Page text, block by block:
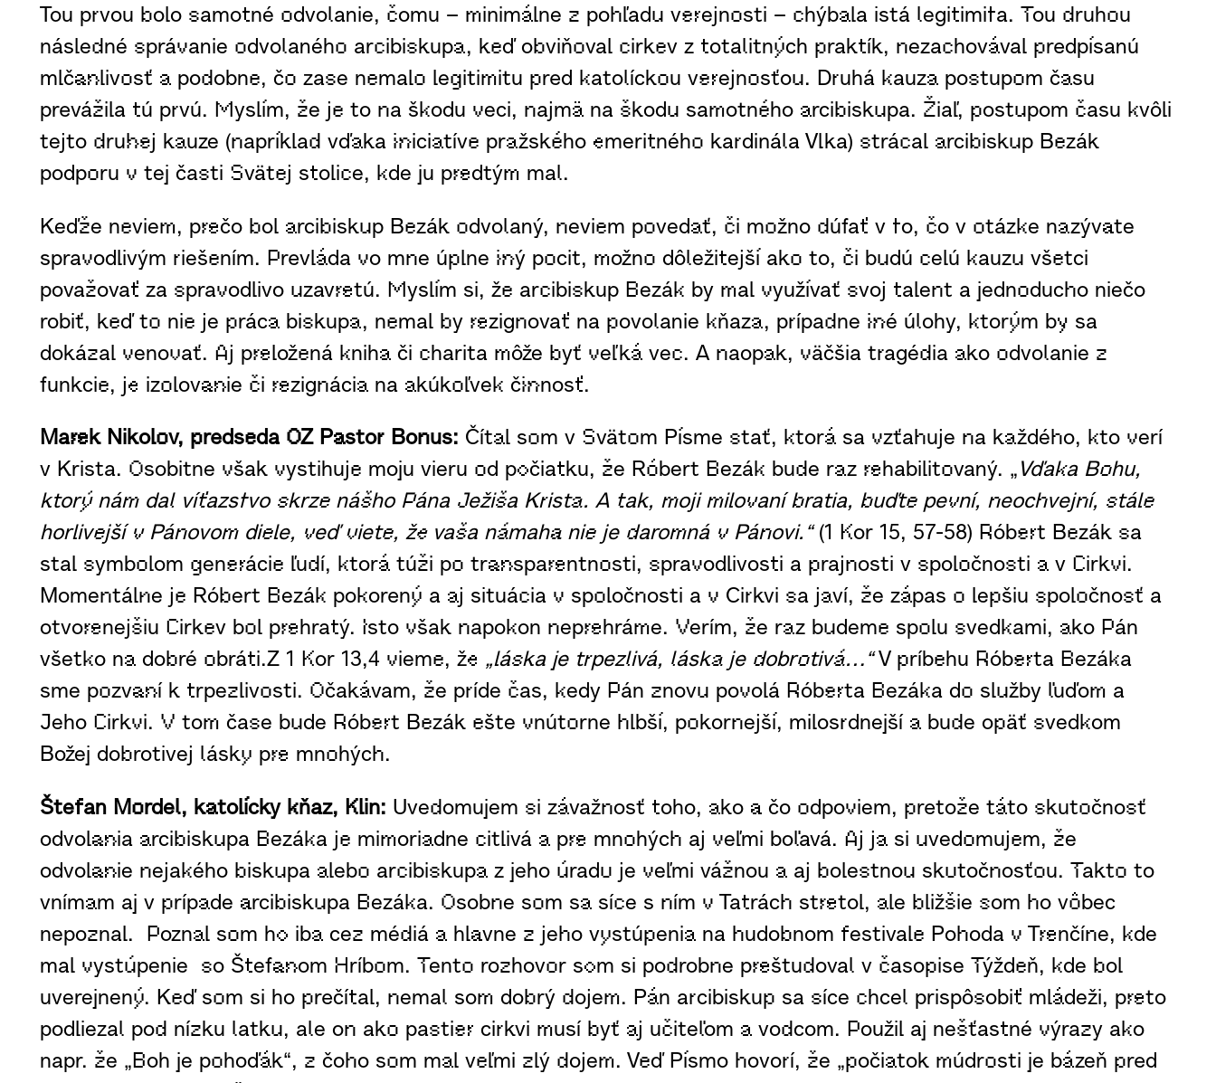
Tou prvou bolo samotné odvolanie, čomu – minimálne z pohľadu verejnosti – chýbala istá legitimita. Tou druhou
následné správanie odvolaného arcibiskupa, keď obviňoval cirkev z totalitných praktík, nezachovával predpísanú
mlčanlivosť a podobne, čo zase nemalo legitimitu pred katolíckou verejnosťou. Druhá kauza postupom času
prevážila tú prvú. Myslím, že je to na škodu veci, najmä na škodu samotného arcibiskupa. Žiaľ, postupom času kvôli
tejto druhej kauze (napríklad vďaka iniciatíve pražského emeritného kardinála Vlka) strácal arcibiskup Bezák
podporu v tej časti Svätej stolice, kde ju predtým mal.
Keďže neviem, prečo bol arcibiskup Bezák odvolaný, neviem povedať, či možno dúfať v to, čo v otázke nazývate
spravodlivým riešením. Prevláda vo mne úplne iný pocit, možno dôležitejší ako to, či budú celú kauzu všetci
považovať za spravodlivo uzavretú. Myslím si, že arcibiskup Bezák by mal využívať svoj talent a jednoducho niečo
robiť, keď to nie je práca biskupa, nemal by rezignovať na povolanie kňaza, prípadne iné úlohy, ktorým by sa
dokázal venovať. Aj preložená kniha či charita môže byť veľká vec. A naopak, väčšia tragédia ako odvolanie z
funkcie, je izolovanie či rezignácia na akúkoľvek činnosť.
Marek Nikolov, predseda OZ Pastor Bonus: Čítal som v Svätom Písme stať, ktorá sa vzťahuje na každého, kto verí
v Krista. Osobitne však vystihuje moju vieru od počiatku, že Róbert Bezák bude raz rehabilitovaný. „Vďaka Bohu,
ktorý nám dal víťazstvo skrze nášho Pána Ježiša Krista. A tak, moji milovaní bratia, buďte pevní, neochvejní, stále
horlivejší v Pánovom diele, veď viete, že vaša námaha nie je daromná v Pánovi.“(1 Kor 15, 57-58) Róbert Bezák sa
stal symbolom generácie ľudí, ktorá túži po transparentnosti, spravodlivosti a prajnosti v spoločnosti a v Cirkvi.
Momentálne je Róbert Bezák pokorený a aj situácia v spoločnosti a v Cirkvi sa javí, že zápas o lepšiu spoločnosť a
otvorenejšiu Cirkev bol prehratý. Isto však napokon neprehráme. Verím, že raz budeme spolu svedkami, ako Pán
všetko na dobré obráti.Z 1 Kor 13,4 vieme, že „láska je trpezlivá, láska je dobrotivá…“V príbehu Róberta Bezáka
sme pozvaní k trpezlivosti. Očakávam, že príde čas, kedy Pán znovu povolá Róberta Bezáka do služby ľuďom a
Jeho Cirkvi. V tom čase bude Róbert Bezák ešte vnútorne hlbší, pokornejší, milosrdnejší a bude opäť svedkom
Božej dobrotivej lásky pre mnohých.
Štefan Mordel, katolícky kňaz, Klin: Uvedomujem si závažnosť toho, ako a čo odpoviem, pretože táto skutočnosť
odvolania arcibiskupa Bezáka je mimoriadne citlivá a pre mnohých aj veľmi boľavá. Aj ja si uvedomujem, že
odvolanie nejakého biskupa alebo arcibiskupa z jeho úradu je veľmi vážnou a aj bolestnou skutočnosťou. Takto to
vnímam aj v prípade arcibiskupa Bezáka. Osobne som sa síce s ním v Tatrách stretol, ale bližšie som ho vôbec
nepoznal. Poznal som ho iba cez médiá a hlavne z jeho vystúpenia na hudobnom festivale Pohoda v Trenčíne, kde
mal vystúpenie so Štefanom Hríbom. Tento rozhovor som si podrobne preštudoval v časopise Týždeň, kde bol
uverejnený. Keď som si ho prečítal, nemal som dobrý dojem. Pán arcibiskup sa síce chcel prispôsobiť mládeži, preto
podliezal pod nízku latku, ale on ako pastier cirkvi musí byť aj učiteľom a vodcom. Použil aj nešťastné výrazy ako
napr. že „Boh je pohoďák“, z čoho som mal veľmi zlý dojem. Veď Písmo hovorí, že „počiatok múdrosti je bázeň pred